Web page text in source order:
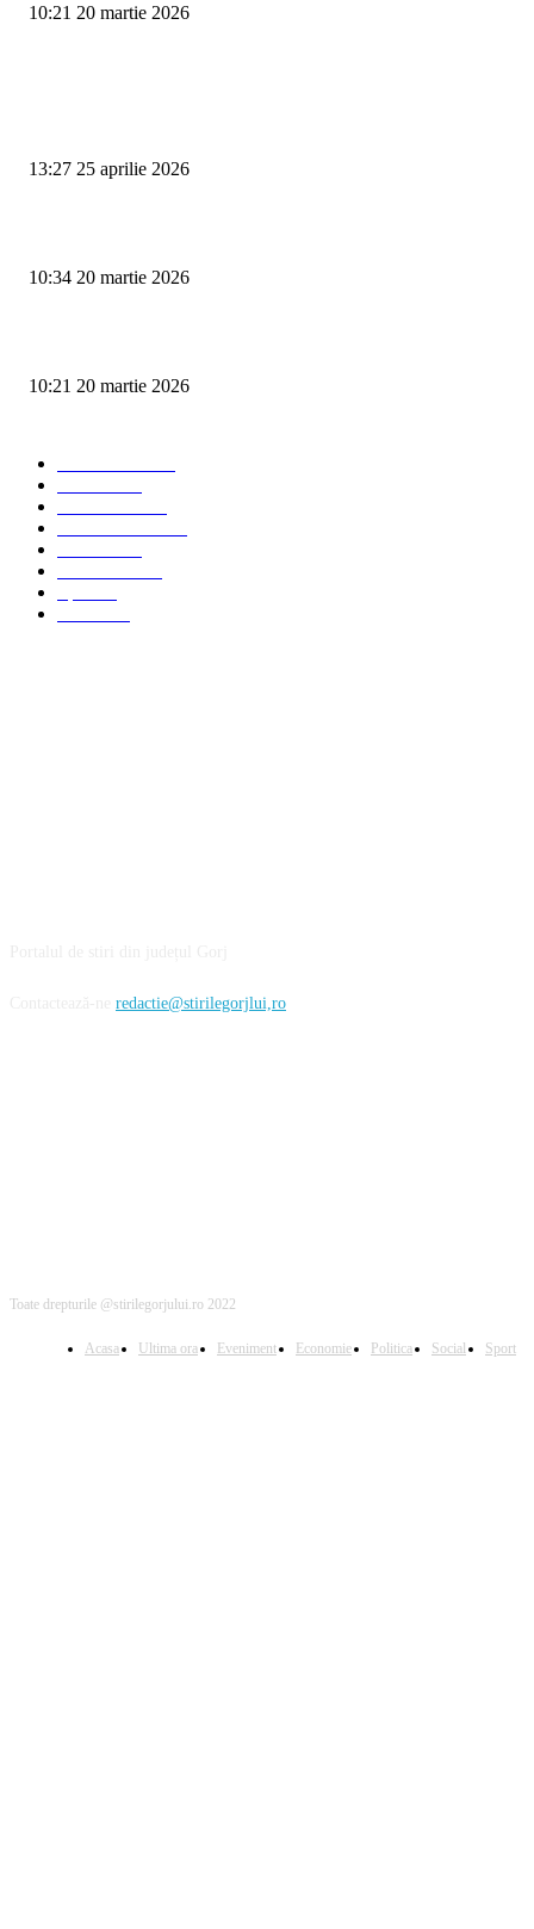
10:21 20 martie 2026
13:27 25 aprilie 2026
10:34 20 martie 2026
10:21 20 martie 2026
redactie@stirilegorjlui,ro
Toate drepturile @stirilegorjului.ro 2022
Acasa Ultima ora Eveniment Economie Politica Social Sport